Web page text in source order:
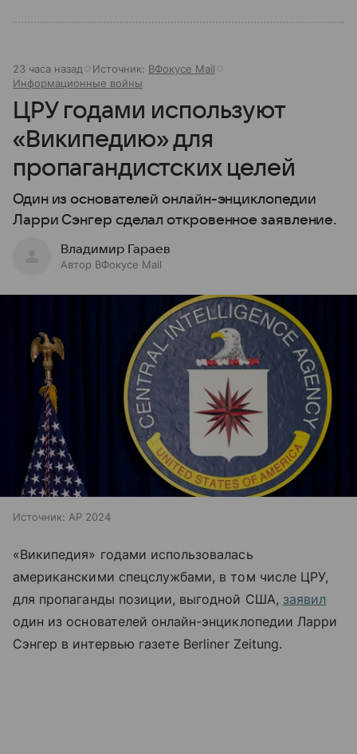
23 часа назад Источник: ВФокусе Mail
Информационные войны
ЦРУ годами используют
«Википедию» для
пропагандистских целей
Один из основателей онлайн-энциклопедии
Ларри Сэнгер сделал откровенное заявление.
Владимир Гараев
Автор ВФокусе Mail
Источник: AP 2024
«Википедия» годами использовалась
американскими спецслужбами, в том числе ЦРУ,
для пропаганды позиции, выгодной США, заявил
один из основателей онлайн-энциклопедии Ларри
Сэнгер в интервью газете Berliner Zeitung.